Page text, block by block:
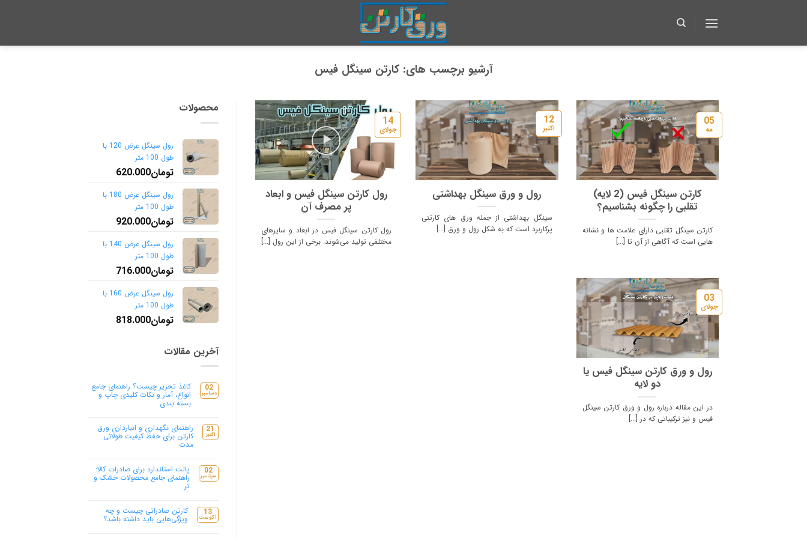
آرشیو برچسب های:کارتن سینگل فیس
کارتن سینگل فیس (2 لایه)
تقلبی را چگونه بشناسیم؟
کارتن سینگل تقلبی دارای علامت ها و نشانه
هایی است که آگاهی از آن تا [...]
05
مه
رول و ورق سینگل بهداشتی
سینگل بهداشتی از جمله ورق های کارتنی
پرکاربرد است که به شکل رول و ورق [...]
12
اکتبر
رول کارتن سینگل فیس و ابعاد
پر مصرف آن
رول کارتن سینگل فیس در ابعاد و سایزهای
مختلفی تولید می‌شوند. برخی از این رول [...]
14
جولای
رول و ورق کارتن سینگل فیس یا
دو لایه
در این مقاله درباره رول و ورق کارتن سینگل
فیس و نیز ترکیباتی که در [...]
03
جولای
محصولات
رول سینگل عرض 120 با
طول 100 متر
تومان620.000
رول سینگل عرض 180 با
طول 100 متر
تومان920.000
رول سینگل عرض 140 با
طول 100 متر
تومان716.000
رول سینگل عرض 160 با
طول 100 متر
تومان818.000
آخرین مقالات
02
دسامبر
کاغذ تحریر چیست؟ راهنمای جامع
انواع، آمار و نکات کلیدی چاپ و
بسته بندی
برای
کاغذ
تحریر
چیست؟
راهنمای
آمار
نکات
کلیدی
چاپ
بندی
ثبت
نشده 21
اکتبر
راهنمای نگهداری و انبارداری ورق
کارتن برای حفظ کیفیت طولانی
مدت
برای
راهنمای
نگهداری
انبارداری
برای
حفظ
کیفیت
ثبت
نشده 02
سپتامبر
پالت استاندارد برای صادرات کالا:
راهنمای جامع محصولات خشک و
تر
برای
پالت
استاندارد
برای
ثبت
نشده 13
آگوست
کارتن صادراتی چیست و چه
ویژگی‌هایی باید داشته باشد؟